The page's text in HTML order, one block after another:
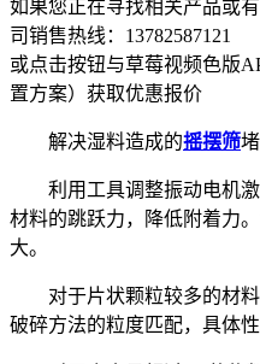
如果您正在寻找相关产品或
司销售热线： 13782587121
或点击按钮与草莓视频色版
置方案） 获取优惠报价
解决湿料造成的摇摆筛
利用工具调整振动电机激
材料的跳跃力，降低附着力
大。
对于片状颗粒较多的材料
破碎方法的粒度匹配，具体